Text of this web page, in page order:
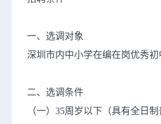
一、选调对象
深圳市内中小学在编在岗优秀初
二、选调条件
（一）35周岁以下（具有全日